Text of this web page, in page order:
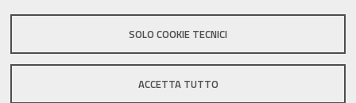
SOLO COOKIE TECNICI
ACCETTA TUTTO
Sito istituzionale Comune di Zola Predosa